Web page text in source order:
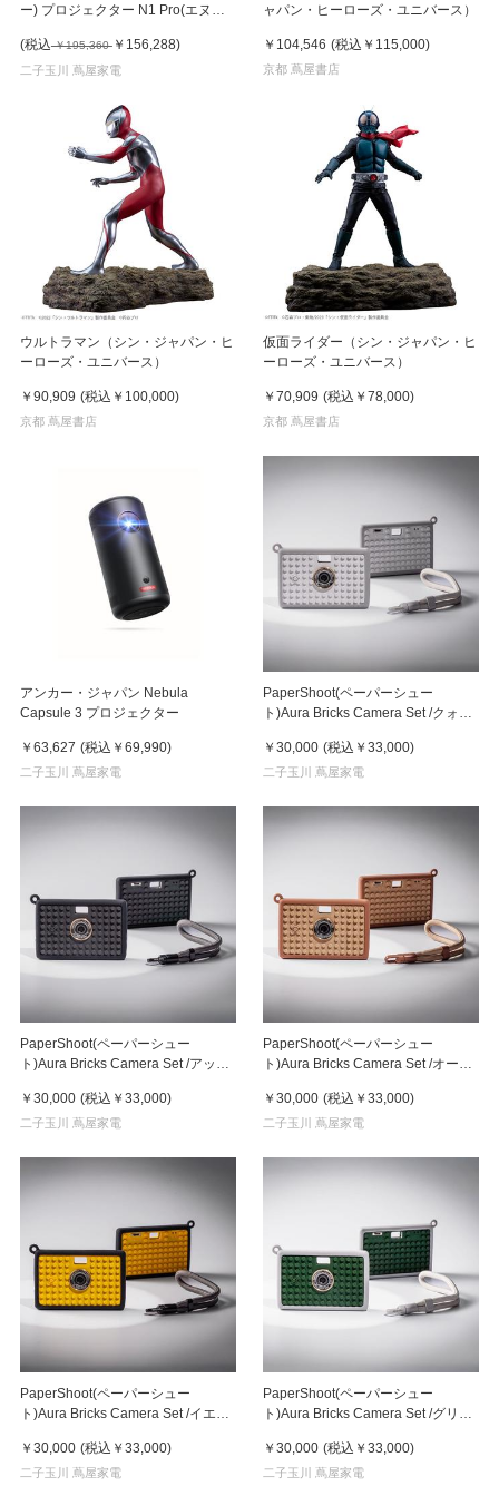
ー) プロジェクター N1 Pro(エヌワ
(税込￥195,360￥156,288)
二子玉川 蔦屋家電
ャパン・ヒーローズ・ユニバース）
￥104,546 (税込 ￥115,000)
京都 蔦屋書店
ウルトラマン（シン・ジャパン・ヒ
ーローズ・ユニバース）
￥90,909 (税込 ￥100,000)
京都 蔦屋書店
仮面ライダー（シン・ジャパン・ヒ
ーローズ・ユニバース）
￥70,909 (税込 ￥78,000)
京都 蔦屋書店
アンカー・ジャパン Nebula
Capsule 3 プロジェクター
￥63,627 (税込 ￥69,990)
二子玉川 蔦屋家電
PaperShoot(ペーパーシュー
ト)Aura Bricks Camera Set /クォー
￥30,000 (税込 ￥33,000)
二子玉川 蔦屋家電
PaperShoot(ペーパーシュー
ト)Aura Bricks Camera Set /アッシ
￥30,000 (税込 ￥33,000)
二子玉川 蔦屋家電
PaperShoot(ペーパーシュー
ト)Aura Bricks Camera Set /オート
￥30,000 (税込 ￥33,000)
二子玉川 蔦屋家電
PaperShoot(ペーパーシュー
ト)Aura Bricks Camera Set /イエロ
￥30,000 (税込 ￥33,000)
二子玉川 蔦屋家電
PaperShoot(ペーパーシュー
ト)Aura Bricks Camera Set /グリー
￥30,000 (税込 ￥33,000)
二子玉川 蔦屋家電